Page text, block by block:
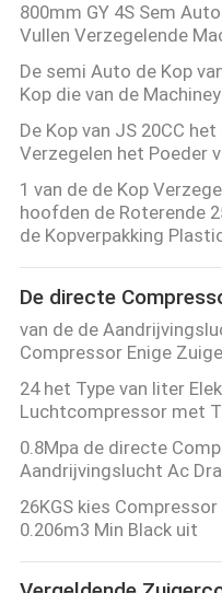
800mm GY 4S Sem
Vullen Verzegelende
De semi Auto de Kop
Kop die van de
De Kop van JS 20CC
Verzegelen het Poeder
1 van de de Kop
hoofden de Roterende
de Kopverpakking
De directe
van de de
Compressor Enige
24 het Type van liter
Luchtcompressor met
0.8Mpa de directe
Aandrijvingslucht Ac
26KGS kies
0.206m3 Min Black uit